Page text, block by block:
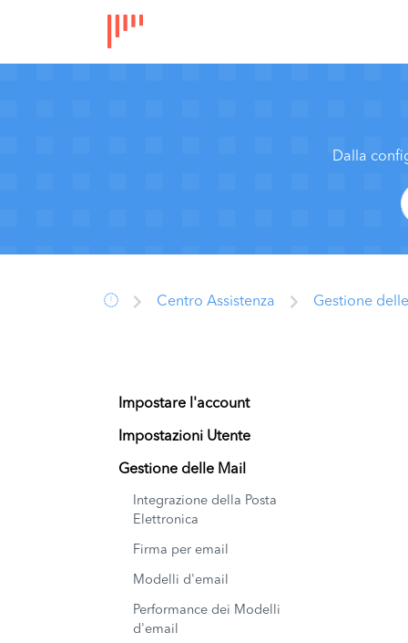
Dalla
Centro Assistenza Gestione
Impostare l'account
Impostazioni Utente
Gestione delle Mail
Integrazione della Posta
Elettronica
Firma per email
Modelli d'email
Performance dei Modelli
d'email